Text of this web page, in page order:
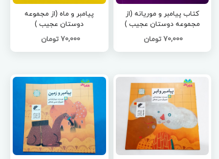
کتاب پیامبر و موریانه (از
مجموعه دوستان عجیب )
70,000 تومان
پیامبر و ماه (از مجموعه
دوستان عجیب )
70,000 تومان